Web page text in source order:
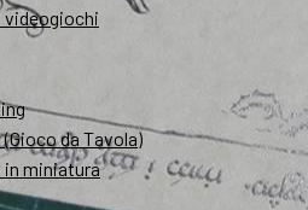
videogiochi
da Tavola)
in miniatura